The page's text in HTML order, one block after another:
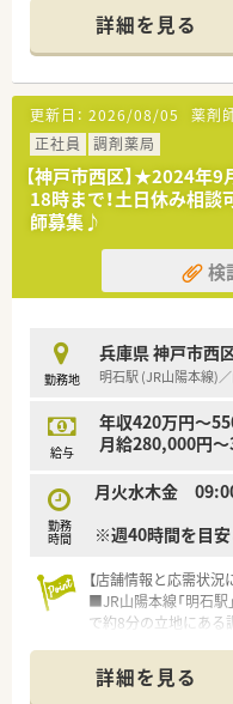
■研修制度は様々な
講可能な研修も幅広
■店舗で活躍する従業
となる従業員など、
を用意されています
■総合薬剤師・調剤薬
の働き方を選択できま
■調剤併設型だけでな
地内薬局」「訪問調剤
ます
■在宅医療にも積極的
50店舗以上、無菌調
■「プラチナくるみん
法人部門）認定」等
があるのも特徴です
詳細を見る
更新日： 2026/08/05 薬剤
正社員
調剤薬局
【神戸市西区】★2024年
18時まで！土日休み相
師募集♪
検
勤務地
兵庫県 神戸市西
明石駅 (JR山陽本線)
給与
年収420万円～
月給280,000円
勤務
時間
月火水木金
※週40時間を目
【店舗情報と応需状況
■JR山陽本線「明石駅
で約8分の立地にある
業務をメインで担当
■外来は13時までで
詳細を見る